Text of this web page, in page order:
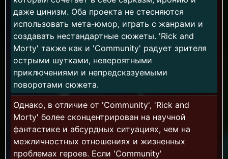
даже цинизм. Оба проекта не стесняются
использовать мета-юмор, играть с жанрами и
создавать нестандартные сюжеты. 'Rick and
Morty' также как и 'Community' радует зрителя
острыми шутками, невероятными
приключениями и непредсказуемыми
поворотами сюжета.
Однако, в отличие от 'Community', 'Rick and
Morty' более сконцентрирован на научной
фантастике и абсурдных ситуациях, чем на
межличностных отношениях и жизненных
проблемах героев. Если 'Community'